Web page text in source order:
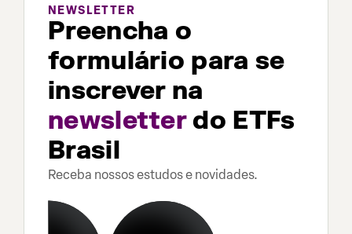
NEWSLETTER
Preencha o
formulário para se
inscrever na
newsletterdo ETFs
Brasil
Receba nossos estudos e novidades.